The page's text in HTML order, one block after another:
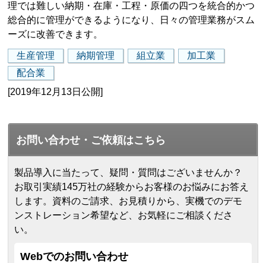
理では難しい納期・在庫・工程・原価の四つを統合的かつ
総合的に管理ができるようになり、日々の管理業務がスム
ーズに改善できます。
生産管理 納期管理 組立業
加工業
配合業
[2019年12月13日公開]
お問い合わせ・ご依頼はこちら
製品導入に当たって、疑問・質問はございませんか？
お取引実績145万社の経験からお客様のお悩みにお答え
します。 資料のご請求、お見積りから、実機でのデモ
ンストレーション希望など、お気軽にご相談くださ
い。
Webでのお問い合わせ